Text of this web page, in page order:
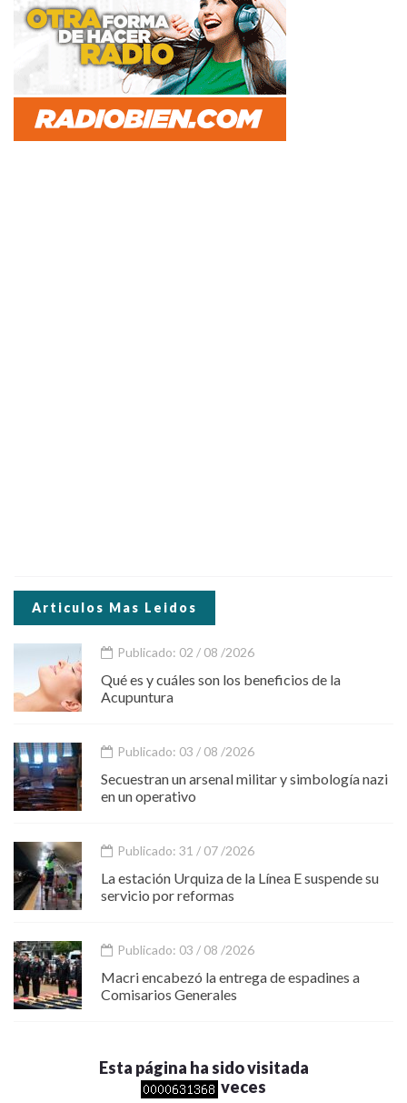
Articulos Mas Leidos
Publicado: 02 / 08 /2026
Qué es y cuáles son los beneficios de la
Acupuntura
Publicado: 03 / 08 /2026
Secuestran un arsenal militar y simbología nazi
en un operativo
Publicado: 31 / 07 /2026
La estación Urquiza de la Línea E suspende su
servicio por reformas
Publicado: 03 / 08 /2026
Macri encabezó la entrega de espadines a
Comisarios Generales
Esta página ha sido visitada
veces